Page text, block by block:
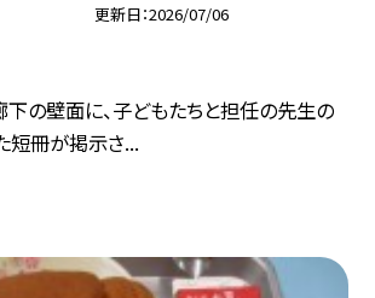
更新日 2026/07/06
の壁面に、子どもたちと担任の先生の
短冊が掲示さ...